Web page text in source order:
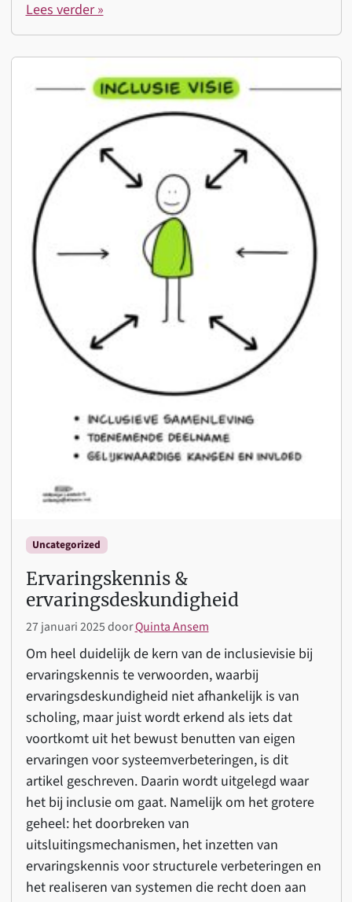
Lees verder »
Uncategorized
Ervaringskennis &
ervaringsdeskundigheid
27 januari 2025doorQuinta Ansem
Om heel duidelijk de kern van de inclusievisie bij
ervaringskennis te verwoorden, waarbij
ervaringsdeskundigheid niet afhankelijk is van
scholing, maar juist wordt erkend als iets dat
voortkomt uit het bewust benutten van eigen
ervaringen voor systeemverbeteringen, is dit
artikel geschreven. Daarin wordt uitgelegd waar
het bij inclusie om gaat. Namelijk om het grotere
geheel: het doorbreken van
uitsluitingsmechanismen, het inzetten van
ervaringskennis voor structurele verbeteringen en
het realiseren van systemen die recht doen aan